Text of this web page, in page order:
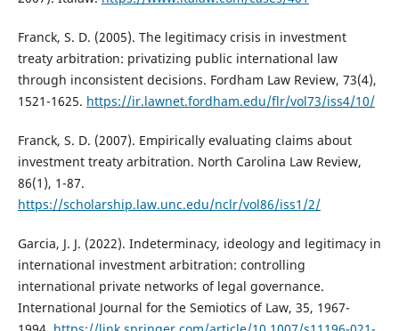
Franck, S. D. (2005). The legitimacy crisis in investment
treaty arbitration: privatizing public international law
through inconsistent decisions. Fordham Law Review, 73(4),
1521-1625. https://ir.lawnet.fordham.edu/flr/vol73/iss4/10/
Franck, S. D. (2007). Empirically evaluating claims about
investment treaty arbitration. North Carolina Law Review,
86(1), 1-87.
https://scholarship.law.unc.edu/nclr/vol86/iss1/2/
Garcia, J. J. (2022). Indeterminacy, ideology and legitimacy in
international investment arbitration: controlling
international private networks of legal governance.
International Journal for the Semiotics of Law, 35, 1967-